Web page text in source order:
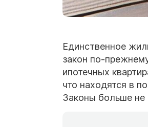
Единственное
закон по-
ипотечных
что находятся в
Законы больше не